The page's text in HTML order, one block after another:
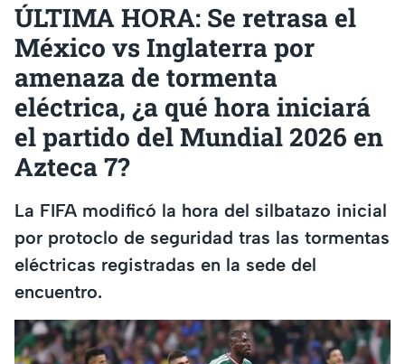
ÚLTIMA HORA: Se retrasa el
México vs Inglaterra por
amenaza de tormenta
eléctrica, ¿a qué hora iniciará
el partido del Mundial 2026 en
Azteca 7?
La FIFA modificó la hora del silbatazo inicial
por protoclo de seguridad tras las tormentas
eléctricas registradas en la sede del
encuentro.